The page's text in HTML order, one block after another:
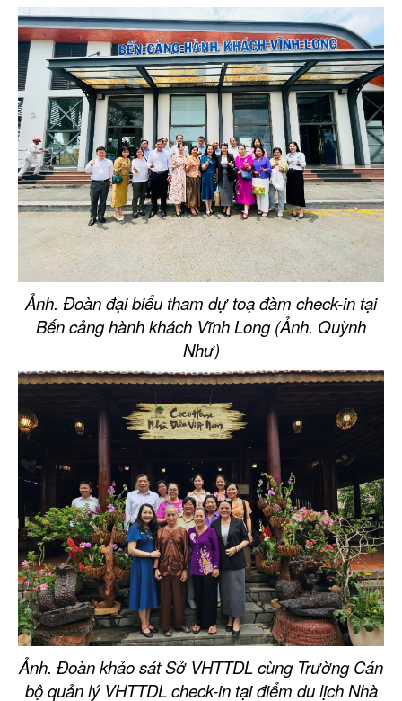
Ảnh. Đoàn đại biểu tham dự toạ đàm check-in tại
Bến cảng hành khách Vĩnh Long (Ảnh. Quỳnh
Như)
Ảnh. Đoàn khảo sát Sở VHTTDL cùng Trường Cán
bộ quản lý VHTTDL check-in tại điểm du lịch Nhà